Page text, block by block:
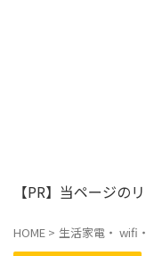
【PR】当ページの
HOME > 生活家電・ wifi